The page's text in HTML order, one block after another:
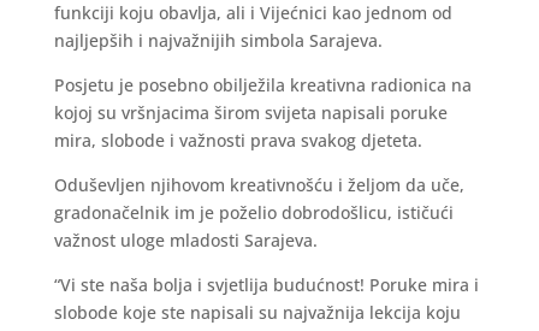
funkciji koju obavlja, ali i Vijećnici kao jednom od
najljepših i najvažnijih simbola Sarajeva.
Posjetu je posebno obilježila kreativna radionica na
kojoj su vršnjacima širom svijeta napisali poruke
mira, slobode i važnosti prava svakog djeteta.
Oduševljen njihovom kreativnošću i željom da uče,
gradonačelnik im je poželio dobrodošlicu, ističući
važnost uloge mladosti Sarajeva.
“Vi ste naša bolja i svjetlija budućnost! Poruke mira i
slobode koje ste napisali su najvažnija lekcija koju